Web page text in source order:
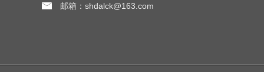
邮箱：shdalck@163.com